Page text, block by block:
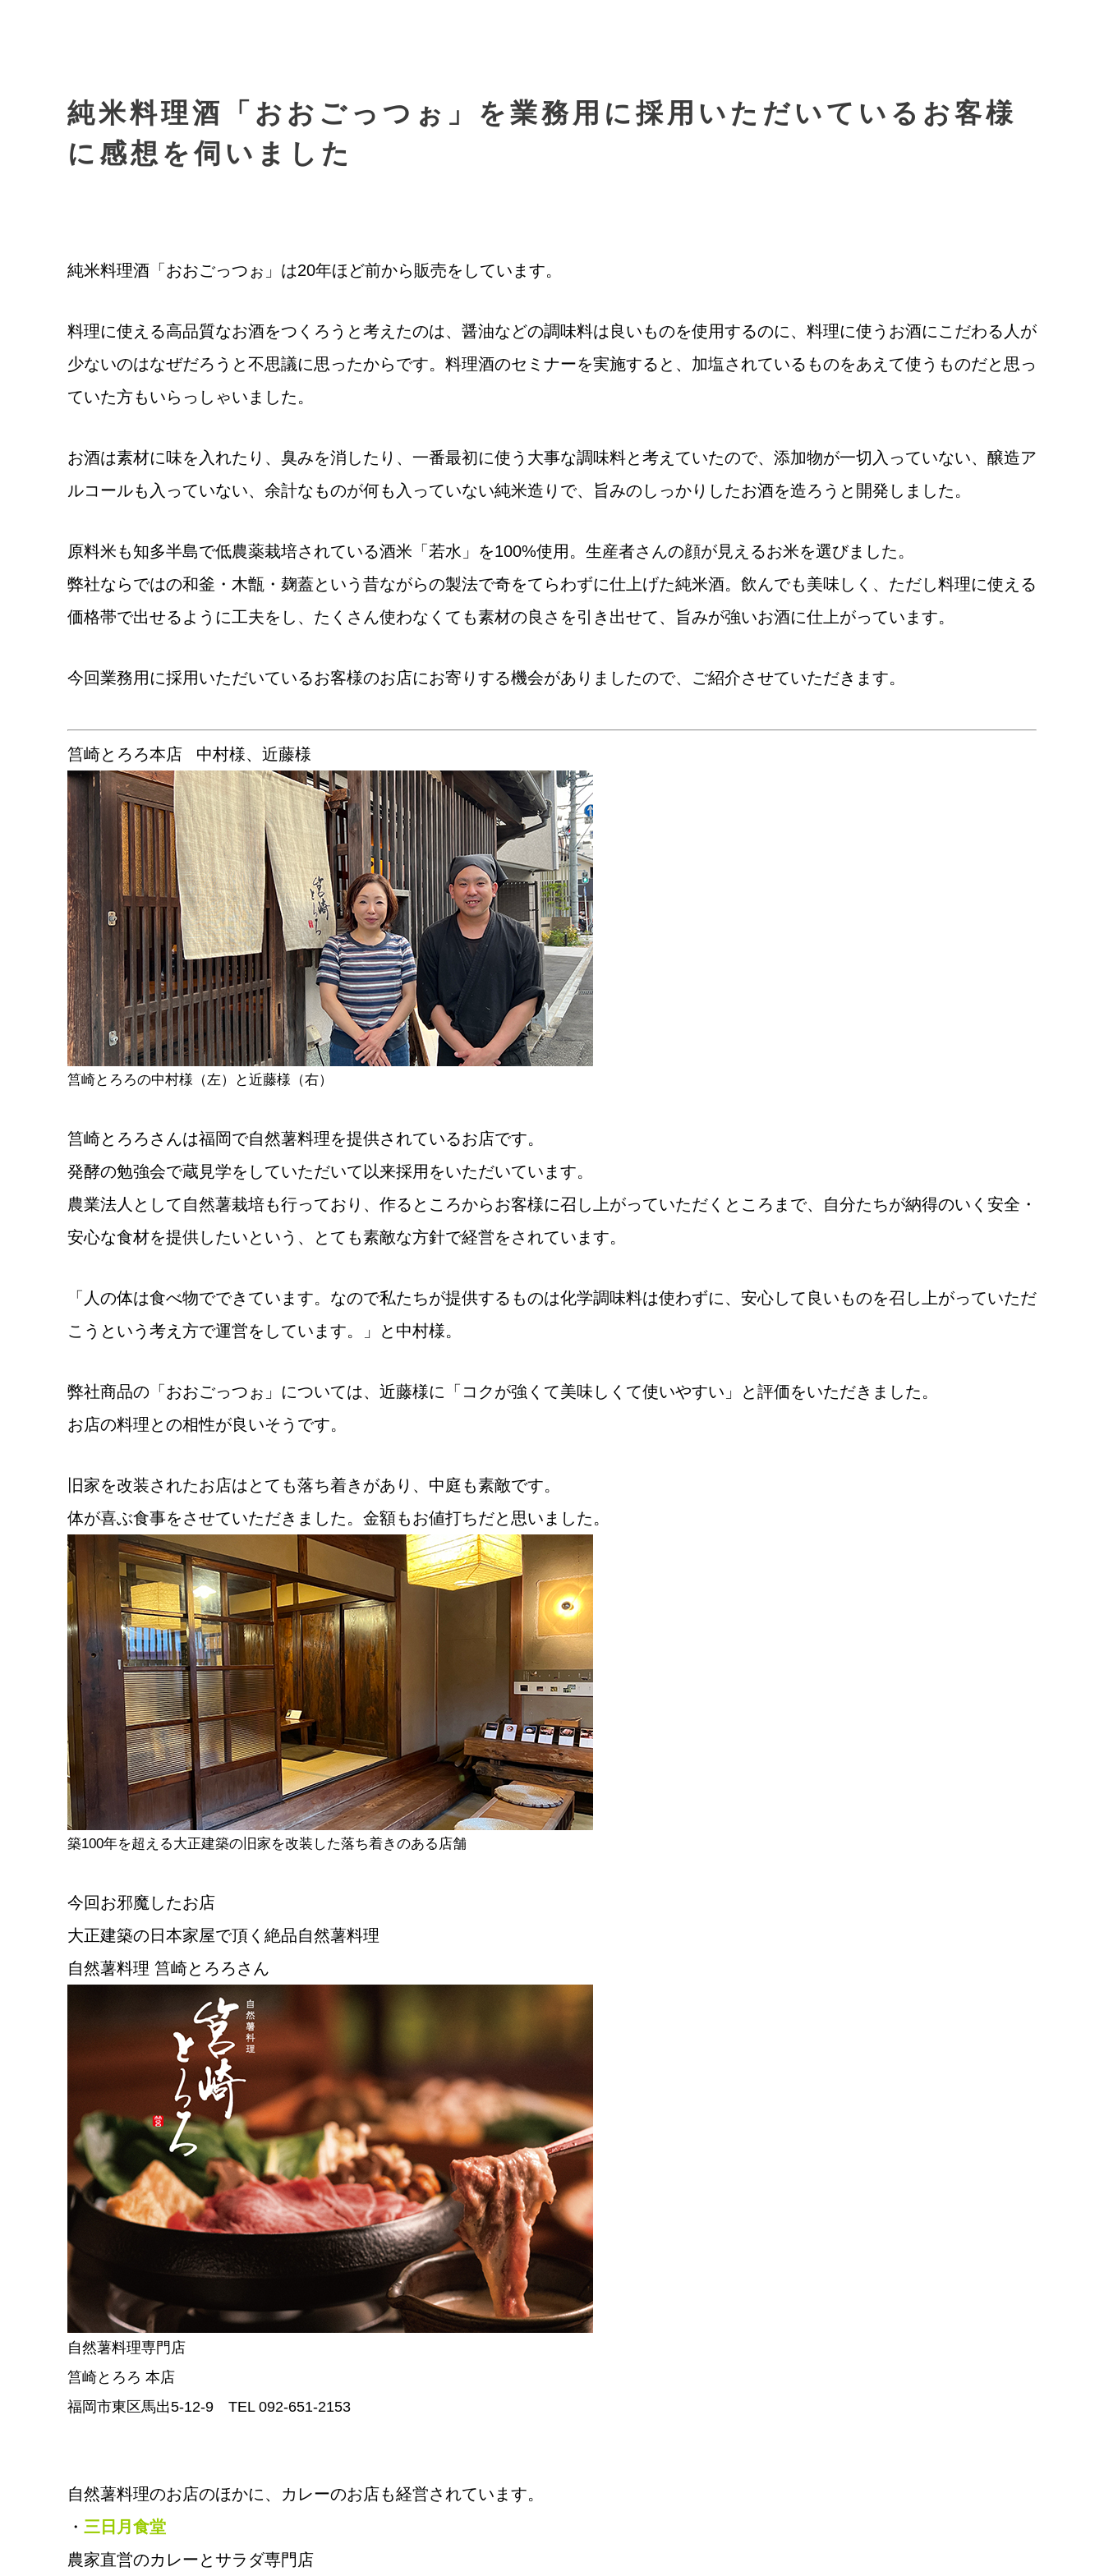
純米料理酒「おおごっつぉ」を業務用に採用いただいているお客様
に感想を伺いました
純米料理酒「おおごっつぉ」は20年ほど前から販売をしています。
料理に使える高品質なお酒をつくろうと考えたのは、醤油などの調味料は良いものを使用するのに、料理に使うお酒にこだわる人が
少ないのはなぜだろうと不思議に思ったからです。料理酒のセミナーを実施すると、加塩されているものをあえて使うものだと思っ
ていた方もいらっしゃいました。
お酒は素材に味を入れたり、臭みを消したり、一番最初に使う大事な調味料と考えていたので、添加物が一切入っていない、醸造ア
ルコールも入っていない、余計なものが何も入っていない純米造りで、旨みのしっかりしたお酒を造ろうと開発しました。
原料米も知多半島で低農薬栽培されている酒米「若水」を100%使用。生産者さんの顔が見えるお米を選びました。
弊社ならではの和釜・木甑・麹蓋という昔ながらの製法で奇をてらわずに仕上げた純米酒。飲んでも美味しく、 ただし料理に使える
価格帯で出せるように工夫をし、 たくさん使わなくても素材の良さを引き出せて、 旨みが強いお酒に仕上がっています。
今回業務用に採用いただいているお客様のお店にお寄りする機会がありましたので、ご紹介させていただきます。
筥崎とろろ本店 中村様、近藤様
筥崎とろろの中村様（左）と近藤様（右）
筥崎とろろさんは福岡で自然薯料理を提供されているお店です。
発酵の勉強会で蔵見学をしていただいて以来採用をいただいています。
農業法人として自然薯栽培も行っており、作るところからお客様に召し上がっていただくところまで、自分たちが納得のいく安全・
安心な食材を提供したいという、とても素敵な方針で経営をされています。
「人の体は食べ物でできています。なので私たちが提供するものは化学調味料は使わずに、安心して良いものを召し上がっていただ
こうという考え方で運営をしています。」と中村様。
弊社商品の「おおごっつぉ」については、近藤様に「コクが強くて美味しくて使いやすい」と評価をいただきました。
お店の料理との相性が良いそうです。
旧家を改装されたお店はとても落ち着きがあり、中庭も素敵です。
体が喜ぶ食事をさせていただきました。金額もお値打ちだと思いました。
築100年を超える大正建築の旧家を改装した落ち着きのある店舗
今回お邪魔したお店
大正建築の日本家屋で頂く絶品自然薯料理
自然薯料理 筥崎とろろさん
自然薯料理専門店
筥崎とろろ 本店
福岡市東区馬出5-12-9 TEL 092-651-2153
自然薯料理のお店のほかに、カレーのお店も経営されています。
・ 三日月食堂
農家直営のカレーとサラダ専門店